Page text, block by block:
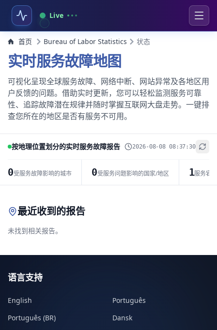
Live
首页 Bureau of Labor Statistics 状态
实时服务故障地图
可视化呈现全球服务故障、网络中断、网站异常及各地区用
户反馈的问题。借助实时更新，您可以轻松监测服务可靠
性、追踪故障潜在规律并随时掌握互联网大盘走势。一键排
查您所在的地区是否有服务不可用。
按地理位置划分的实时服务故障报告 2026-08-08 08:37:30
0受服务故障影响的城市 0受服务问题影响的国家/地区 1服务宕
+
最近收到的报告
未找到相关报告。
语言支持
English
Português
Português (BR)
Dansk